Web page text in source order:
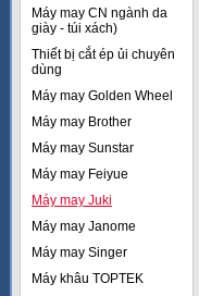
Máy may CN ngành da
giày - túi xách)
Thiết bị cắt ép ủi chuyên
dùng
Máy may Golden Wheel
Máy may Brother
Máy may Sunstar
Máy may Feiyue
Máy may Juki
Máy may Janome
Máy may Singer
Máy khâu TOPTEK